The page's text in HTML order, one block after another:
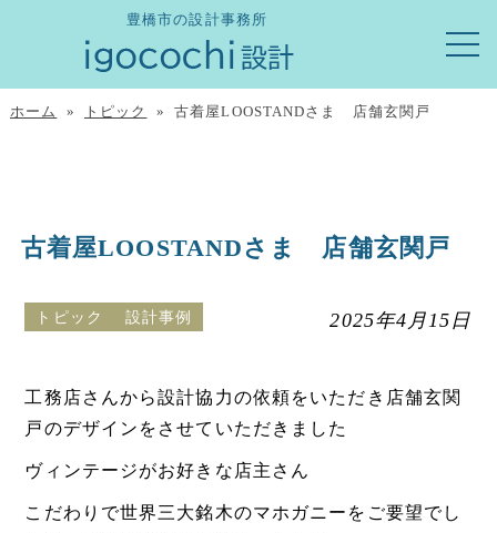
豊橋市の設計事務所
ホーム » トピック » 古着屋LOOSTANDさま 店舗玄関戸
古着屋LOOSTANDさま 店舗玄関戸
トピック 設計事例 2025年4月15日
工務店さんから設計協力の依頼をいただき店舗玄関
戸のデザインをさせていただきました
ヴィンテージがお好きな店主さん
こだわりで世界三大銘木のマホガニーをご要望でし